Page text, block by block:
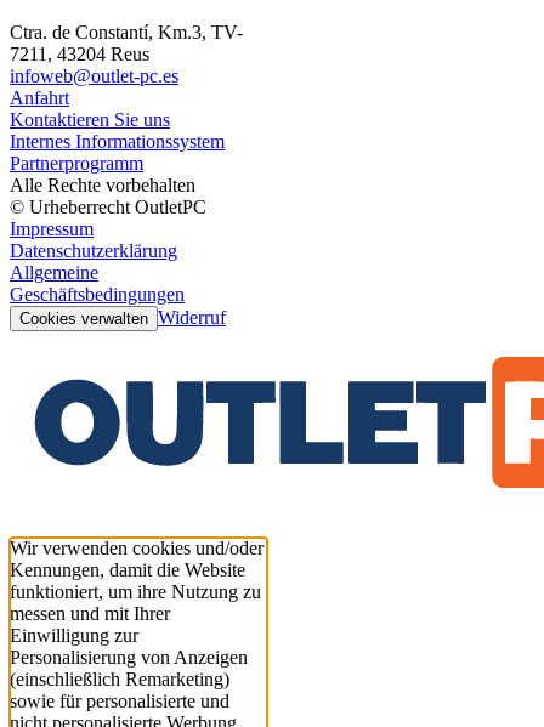
Ctra. de Constantí, Km.3, TV-
7211, 43204 Reus
infoweb@outlet-pc.es
Anfahrt
Kontaktieren Sie uns
Internes Informationssystem
Partnerprogramm
Alle Rechte vorbehalten
© Urheberrecht OutletPC
Impressum
Datenschutzerklärung
Allgemeine
Geschäftsbedingungen
Cookies verwalten Widerruf
Wir verwenden cookies und/oder
Kennungen, damit die Website
funktioniert, um ihre Nutzung zu
messen und mit Ihrer
Einwilligung zur
Personalisierung von Anzeigen
(einschließlich Remarketing)
sowie für personalisierte und